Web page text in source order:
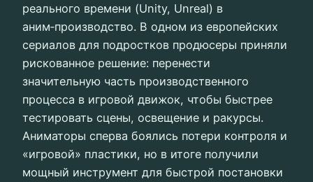
реального времени (Unity, Unreal) в
аним‑производство. В одном из европейских
сериалов для подростков продюсеры приняли
рискованное решение: перенести
значительную часть производственного
процесса в игровой движок, чтобы быстрее
тестировать сцены, освещение и ракурсы.
Аниматоры сперва боялись потери контроля и
«игровой» пластики, но в итоге получили
мощный инструмент для быстрой постановки